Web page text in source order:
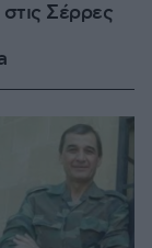
Σέρρες